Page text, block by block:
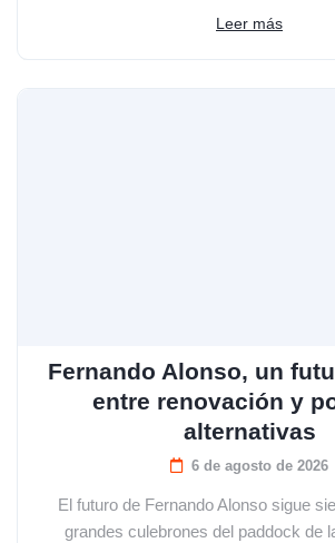
Leer más
Fernando Alonso, un
entre renovación y
alternativas
6 de agosto de 2026
El futuro de Fernando Alonso sigue
grandes culebrones del paddock de